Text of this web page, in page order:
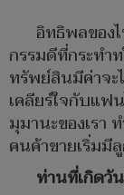
อิทธิพลของ
กรรมดีที่กระทำ
ทรัพย์สินมีค่าจะ
เคลียร์ใจกับแฟ
มุมานะของเรา
คนค้าขายเริ่มมี
ท่านที่เกิดวั